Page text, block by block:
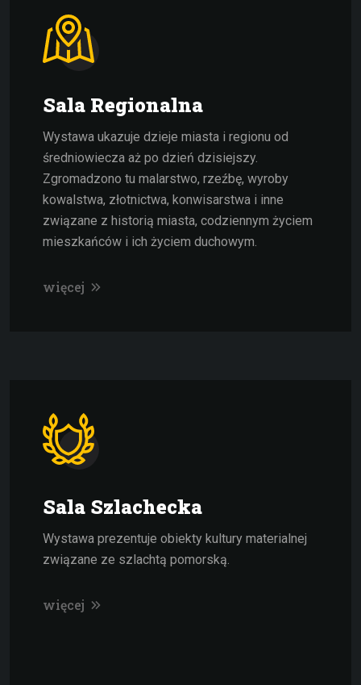
Sala Regionalna
Wystawa ukazuje dzieje miasta i regionu od
średniowiecza aż po dzień dzisiejszy.
Zgromadzono tu malarstwo, rzeźbę, wyroby
kowalstwa, złotnictwa, konwisarstwa i inne
związane z historią miasta, codziennym życiem
mieszkańców i ich życiem duchowym.
więcej
Sala Szlachecka
Wystawa prezentuje obiekty kultury materialnej
związane ze szlachtą pomorską.
więcej